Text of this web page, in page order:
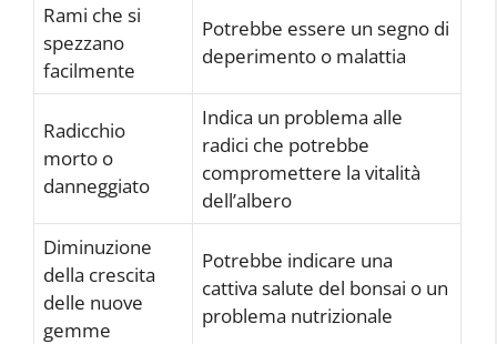
Rami che si
spezzano
facilmente
Potrebbe essere un segno di
deperimento o malattia
Radicchio
morto o
danneggiato
Indica un problema alle
radici che potrebbe
compromettere la vitalità
dell’albero
Diminuzione
della crescita
delle nuove
gemme
Potrebbe indicare una
cattiva salute del bonsai o un
problema nutrizionale